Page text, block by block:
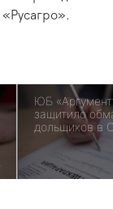
ЮБ
защитило
дольщиков в